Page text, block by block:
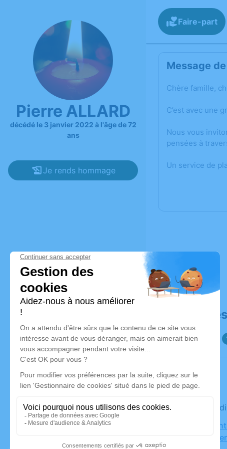
Pierre ALLARD
décédé le 3 janvier 2022 à l'âge de 72
ans
Je rends hommage
Faire-part
Message
Chère famille,
C’est avec une
Nous vous
pensées à
Un service de
Déroulé
Le
Eglise
Verrières-